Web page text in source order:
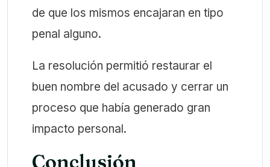
de que los mismos encajaran en tipo
penal alguno.
La resolución permitió restaurar el
buen nombre del acusado y cerrar un
proceso que había generado gran
impacto personal.
Conclusión